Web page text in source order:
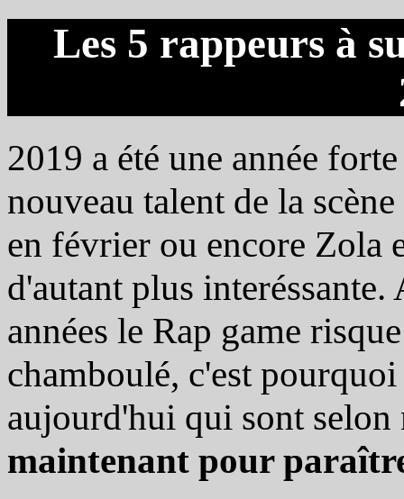
Les 5 rappeurs à
2019 a été une année
nouveau talent de la
en février ou encore Zola
d'autant plus
années le Rap game
chamboulé, c'est
aujourd'hui qui sont
maintenant pour